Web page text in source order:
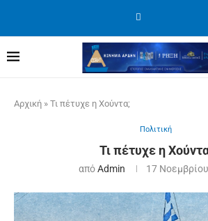
Αρχική » Τι πέτυχε η Χούντα;
Πολιτική
Τι πέτυχε η
απόAdmin 17